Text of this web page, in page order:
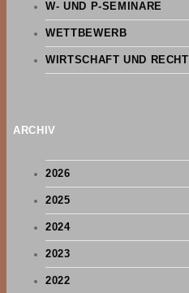
W- UND P-SEMINARE
WETTBEWERB
WIRTSCHAFT UND RECHT
ARCHIV
2026
2025
2024
2023
2022